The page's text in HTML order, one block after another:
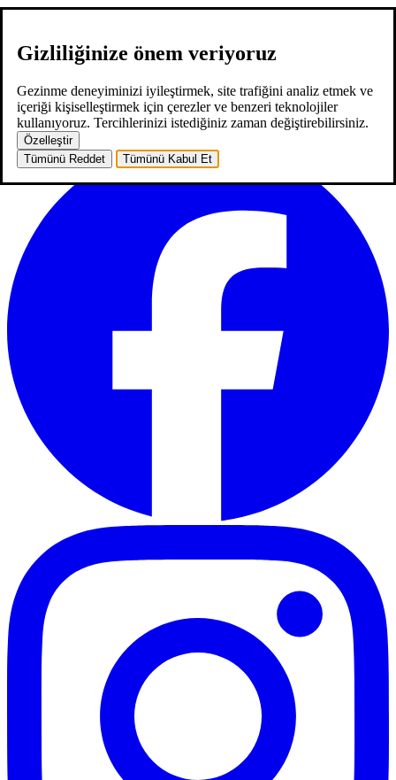
Gizliliğinize önem veriyoruz
Gezinme deneyiminizi iyileştirmek, site trafiğini analiz etmek ve
içeriği kişiselleştirmek için çerezler ve benzeri teknolojiler
kullanıyoruz. Tercihlerinizi istediğiniz zaman değiştirebilirsiniz.
Özelleştir
Tümünü Reddet
Tümünü Kabul Et
hakkımızdahizmetlerimizneler yaptıkkariyer2
EN
ana sayfahakkımızdahizmetlerimiz neler yaptıkkariyer2 blog
iletişim